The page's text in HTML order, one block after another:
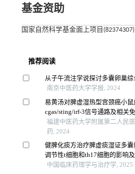
基金资助
国家自然科学基金面上项目(82374307)